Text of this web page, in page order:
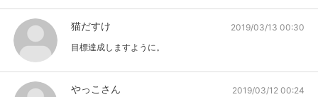
猫だすけ
2019/03/13 00:30
目標達成しますように。
やっこさん
2019/03/12 00:24